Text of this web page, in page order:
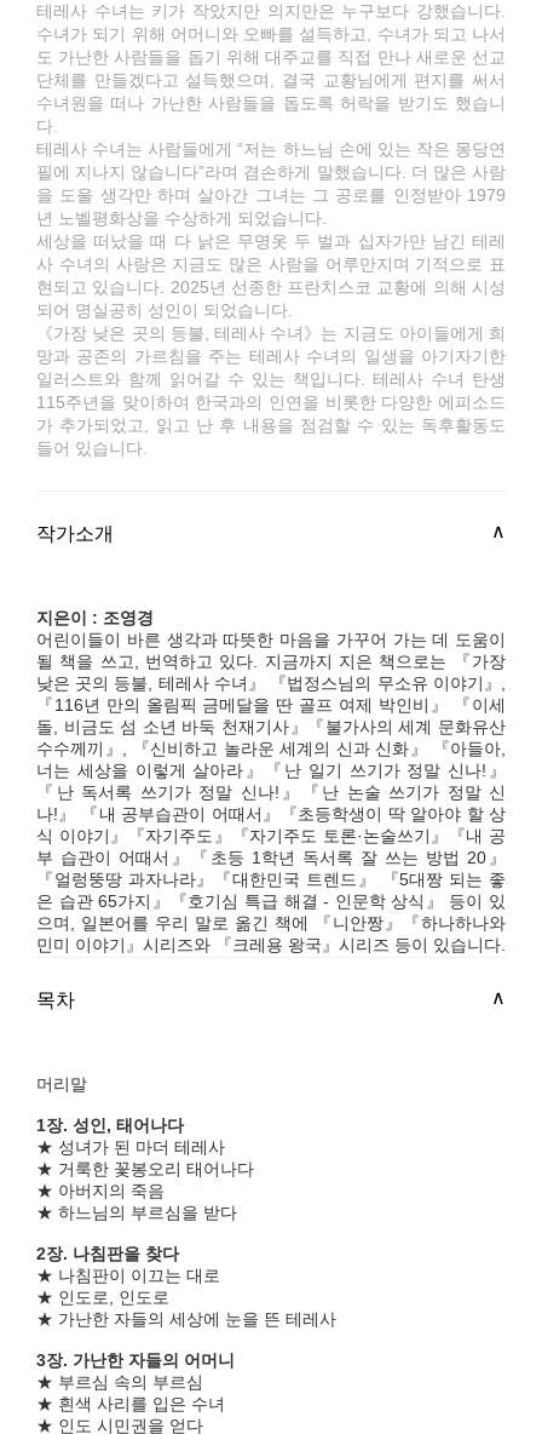
테레사 수녀는 키가 작았지만 의지만은 누구보다 강했습니다.
수녀가 되기 위해 어머니와 오빠를 설득하고, 수녀가 되고 나서
도 가난한 사람들을 돕기 위해 대주교를 직접 만나 새로운 선교
단체를 만들겠다고 설득했으며, 결국 교황님에게 편지를 써서
수녀원을 떠나 가난한 사람들을 돕도록 허락을 받기도 했습니
다.
테레사 수녀는 사람들에게 “저는 하느님 손에 있는 작은 몽당연
필에 지나지 않습니다”라며 겸손하게 말했습니다. 더 많은 사람
을 도울 생각만 하며 살아간 그녀는 그 공로를 인정받아 1979
년 노벨평화상을 수상하게 되었습니다.
세상을 떠났을 때 다 낡은 무명옷 두 벌과 십자가만 남긴 테레
사 수녀의 사랑은 지금도 많은 사람을 어루만지며 기적으로 표
현되고 있습니다. 2025년 선종한 프란치스코 교황에 의해 시성
되어 명실공히 성인이 되었습니다.
《가장 낮은 곳의 등불, 테레사 수녀》는 지금도 아이들에게 희
망과 공존의 가르침을 주는 테레사 수녀의 일생을 아기자기한
일러스트와 함께 읽어갈 수 있는 책입니다. 테레사 수녀 탄생
115주년을 맞이하여 한국과의 인연을 비롯한 다양한 에피소드
가 추가되었고, 읽고 난 후 내용을 점검할 수 있는 독후활동도
들어 있습니다.
작가소개
지은이 : 조영경
어린이들이 바른 생각과 따뜻한 마음을 가꾸어 가는 데 도움이
될 책을 쓰고, 번역하고 있다. 지금까지 지은 책으로는 『가장
낮은 곳의 등불, 테레사 수녀』 『법정스님의 무소유 이야기』,
『116년 만의 올림픽 금메달을 딴 골프 여제 박인비』 『이세
돌, 비금도 섬 소년 바둑 천재기사』『불가사의 세계 문화유산
수수께끼』, 『신비하고 놀라운 세계의 신과 신화』 『아들아,
너는 세상을 이렇게 살아라』『난 일기 쓰기가 정말 신나!』
『난 독서록 쓰기가 정말 신나!』『난 논술 쓰기가 정말 신
나!』 『내 공부습관이 어때서』『초등학생이 딱 알아야 할 상
식 이야기』『자기주도』『자기주도 토론·논술쓰기』『내 공
부 습관이 어때서』『초등 1학년 독서록 잘 쓰는 방법 20』
『얼렁뚱땅 과자나라』『대한민국 트렌드』 『5대짱 되는 좋
은 습관 65가지』『호기심 특급 해결 - 인문학 상식』 등이 있
으며, 일본어를 우리 말로 옮긴 책에 『니안짱』『하나하나와
민미 이야기』시리즈와 『크레용 왕국』시리즈 등이 있습니다.
목차
머리말
1장. 성인, 태어나다
★ 성녀가 된 마더 테레사
★ 거룩한 꽃봉오리 태어나다
★ 아버지의 죽음
★ 하느님의 부르심을 받다
2장. 나침판을 찾다
★ 나침판이 이끄는 대로
★ 인도로, 인도로
★ 가난한 자들의 세상에 눈을 뜬 테레사
3장. 가난한 자들의 어머니
★ 부르심 속의 부르심
★ 흰색 사리를 입은 수녀
★ 인도 시민권을 얻다